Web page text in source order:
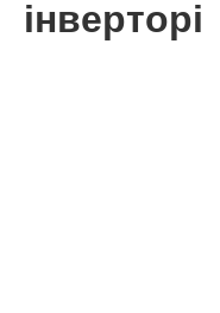
інверторі